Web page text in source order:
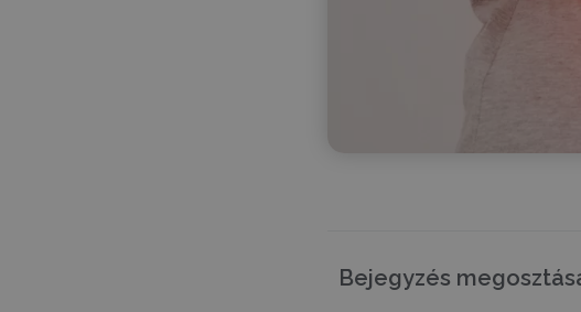
Bejegyzés